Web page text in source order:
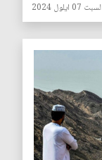
السبت 07 ايلول 2024